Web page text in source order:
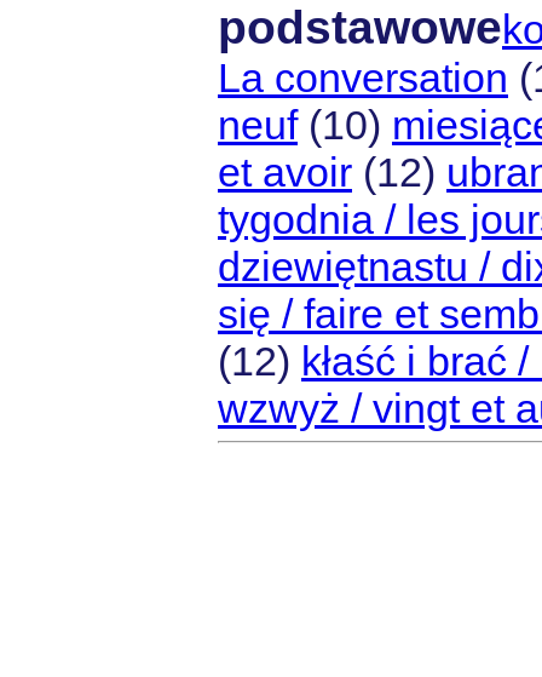
podstawowe
La conversation
neuf(10)
et avoir (12)
tygodnia / les
dziewiętnastu /
się / faire et
(12) kłaść i brać
wzwyż / vingt et